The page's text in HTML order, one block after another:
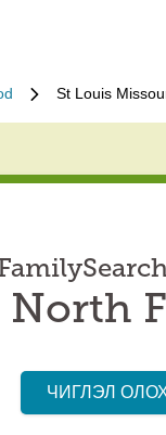
St Louis
ЧИГЛЭЛ